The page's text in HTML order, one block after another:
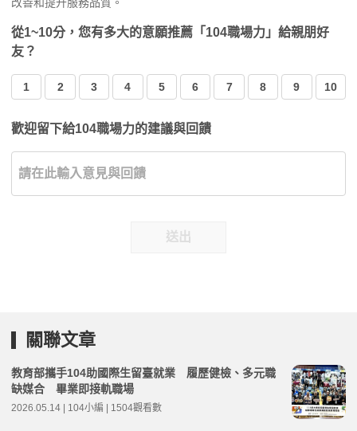
從1~10分，您有多大的意願推薦「104職場力」給親朋好
友？
1 2 3 4 5 6 7 8 9 10
歡迎留下給104職場力的建議與回饋
送出
關聯文章
教育部攜手104助國際生留臺就業 履歷健檢、多元職
缺媒合 畢業即接軌職場
2026.05.14 | 104小編 | 1504觀看數